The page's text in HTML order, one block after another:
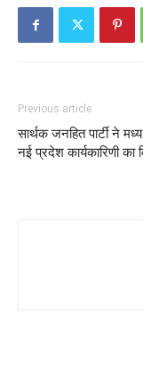
Previous article
सार्थक जनहित पार्टी ने
नई प्रदेश कार्यकारिणी का